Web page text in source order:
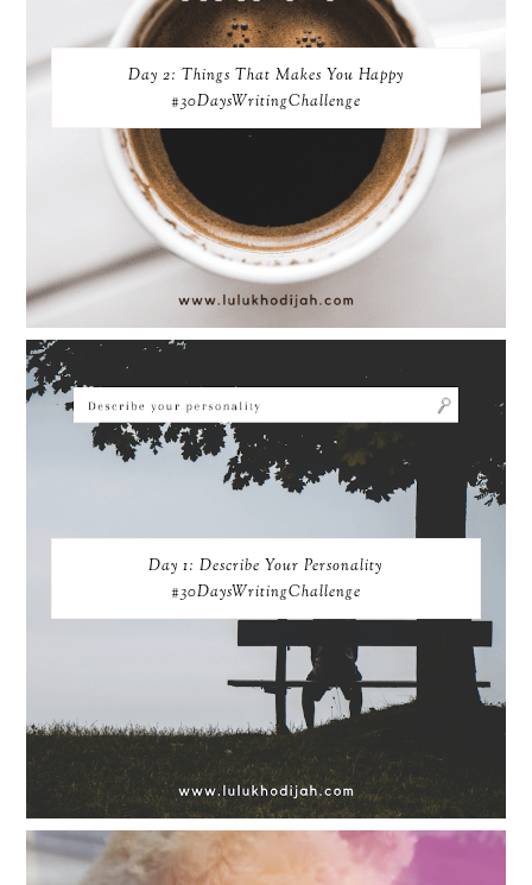
Day 2: Things That Makes You Happy
#30DaysWritingChallenge
Day 1: Describe Your Personality
#30DaysWritingChallenge